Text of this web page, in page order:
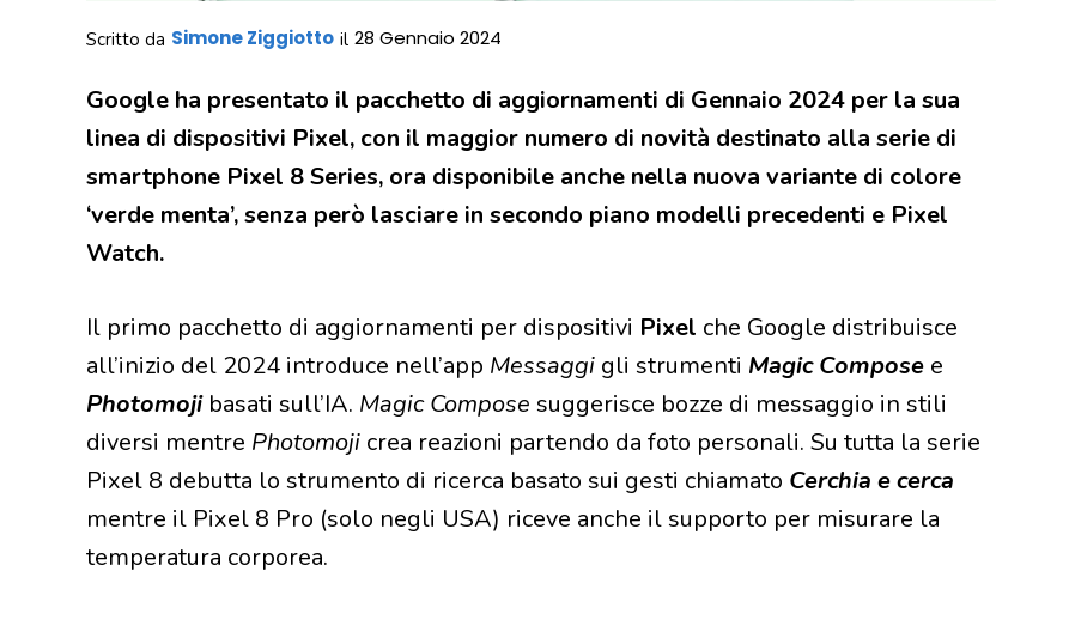
Scritto da Simone Ziggiotto il 28 Gennaio 2024
Google ha presentato il pacchetto di aggiornamenti di Gennaio 2024 per la sua
linea di dispositivi Pixel, con il maggior numero di novità destinato alla serie di
smartphone Pixel 8 Series, ora disponibile anche nella nuova variante di colore
‘verde menta’, senza però lasciare in secondo piano modelli precedenti e Pixel
Watch.
Il primo pacchetto di aggiornamenti per dispositivi Pixel che Google distribuisce
all’inizio del 2024 introduce nell’app Messaggi gli strumenti Magic Compose e
Photomojibasati sull’IA. Magic Compose suggerisce bozze di messaggio in stili
diversi mentre Photomoji crea reazioni partendo da foto personali. Su tutta la serie
Pixel 8 debutta lo strumento di ricerca basato sui gesti chiamato Cerchia e cerca
mentre il Pixel 8 Pro (solo negli USA) riceve anche il supporto per misurare la
temperatura corporea.